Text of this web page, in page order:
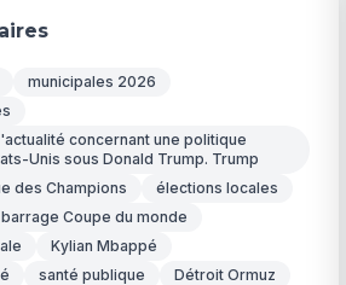
municipales 2026
concernant une politique
Unis sous Donald Trump. Trump
des Champions
élections locales
barrage Coupe du monde
Kylian Mbappé
santé publique
Détroit Ormuz